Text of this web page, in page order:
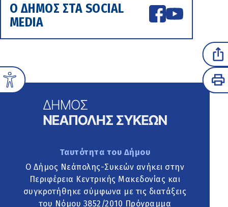
Ο ΔΗΜΟΣ ΣΤΑ SOCIAL
MEDIA
Ταυτότητα του Δήμου
Ο Δήμος Νεάπολης-Συκεών ανήκει στην
Περιφέρεια Κεντρικής Μακεδονίας και
συγκροτήθηκε σύμφωνα με τις διατάξεις
του Νόμου 3852/2010 Πρόγραμμα